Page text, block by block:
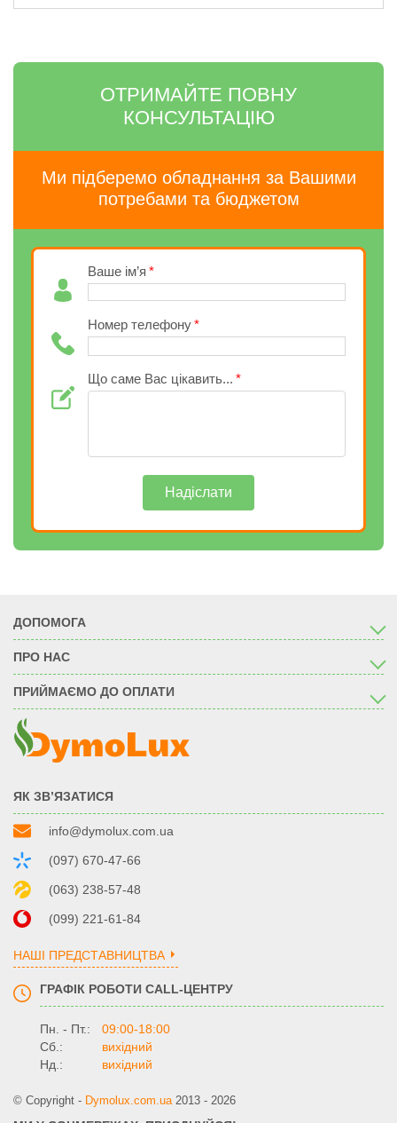
ОТРИМАЙТЕ ПОВНУ
КОНСУЛЬТАЦІЮ
Ми підберемо обладнання за Вашими
потребами та бюджетом
Ваше ім’я
Номер телефону
Що саме Вас цікавить...
Надіслати
ДОПОМОГА
ПРО НАС
ПРИЙМАЄМО ДО ОПЛАТИ
ЯК ЗВ’ЯЗАТИСЯ
info@dymolux.com.ua
(097) 670-47-66
(063) 238-57-48
(099) 221-61-84
НАШІ ПРЕДСТАВНИЦТВА
ГРАФІК РОБОТИ CALL-ЦЕНТРУ
Пн. - Пт.:
09:00-18:00
Сб.:
вихідний
Нд.:
вихідний
© Copyright - Dymolux.com.ua 2013 - 2026